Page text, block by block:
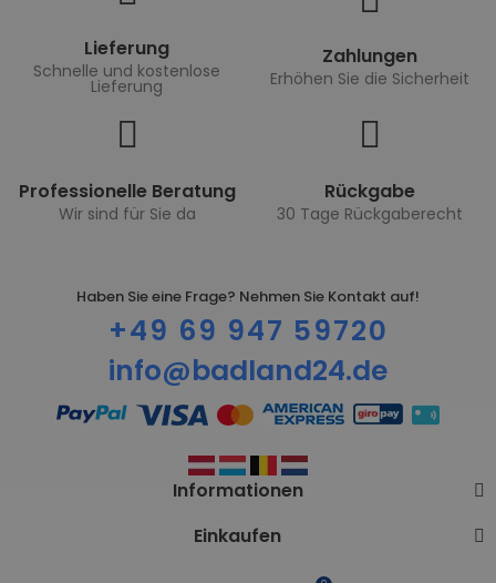
Lieferung
Schnelle und kostenlose
Lieferung
Zahlungen
Erhöhen Sie die Sicherheit
Professionelle Beratung
Wir sind für Sie da
Rückgabe
30 Tage Rückgaberecht
Haben Sie eine Frage? Nehmen Sie Kontakt auf!
+49 69 947 59720
info@badland24.de
Informationen
Einkaufen